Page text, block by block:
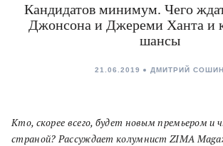
Кандидатов минимум. Чего
Джонсона и Джереми Ханта и
шансы
21.06.2019 ДМИТРИЙ СОШИН
Кто, скорее всего, будет новым премьером и
страной? Рассуждает колумнист ZIMA